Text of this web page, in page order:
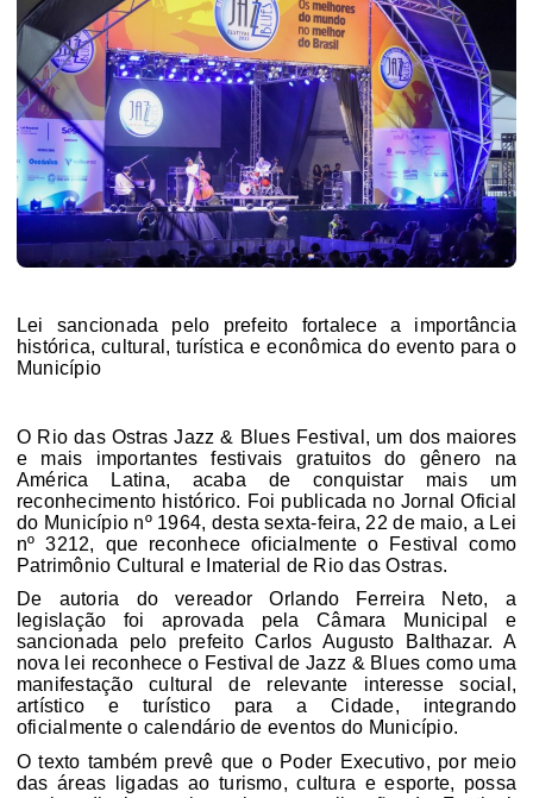
Lei sancionada pelo prefeito fortalece a importância
histórica, cultural, turística e econômica do evento para o
Município
O Rio das Ostras Jazz & Blues Festival, um dos maiores
e mais importantes festivais gratuitos do gênero na
América Latina, acaba de conquistar mais um
reconhecimento histórico. Foi publicada no Jornal Oficial
do Município nº 1964, desta sexta-feira, 22 de maio, a Lei
nº 3212, que reconhece oficialmente o Festival como
Patrimônio Cultural e Imaterial de Rio das Ostras.
De autoria do vereador Orlando Ferreira Neto, a
legislação foi aprovada pela Câmara Municipal e
sancionada pelo prefeito Carlos Augusto Balthazar. A
nova lei reconhece o Festival de Jazz & Blues como uma
manifestação cultural de relevante interesse social,
artístico e turístico para a Cidade, integrando
oficialmente o calendário de eventos do Município.
O texto também prevê que o Poder Executivo, por meio
das áreas ligadas ao turismo, cultura e esporte, possa